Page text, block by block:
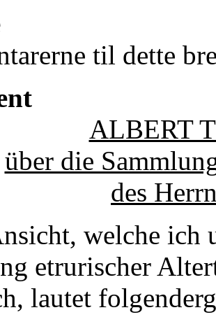
til dette
ALBERT
über die
des
welche ich
etrurischer
lautet